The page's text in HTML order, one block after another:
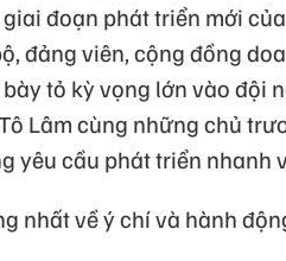
đoạn phát triển mới
đảng viên, cộng đồng
tỏ kỳ vọng lớn vào đội
Lâm cùng những chủ
yêu cầu phát triển nhanh
nhất về ý chí và hành